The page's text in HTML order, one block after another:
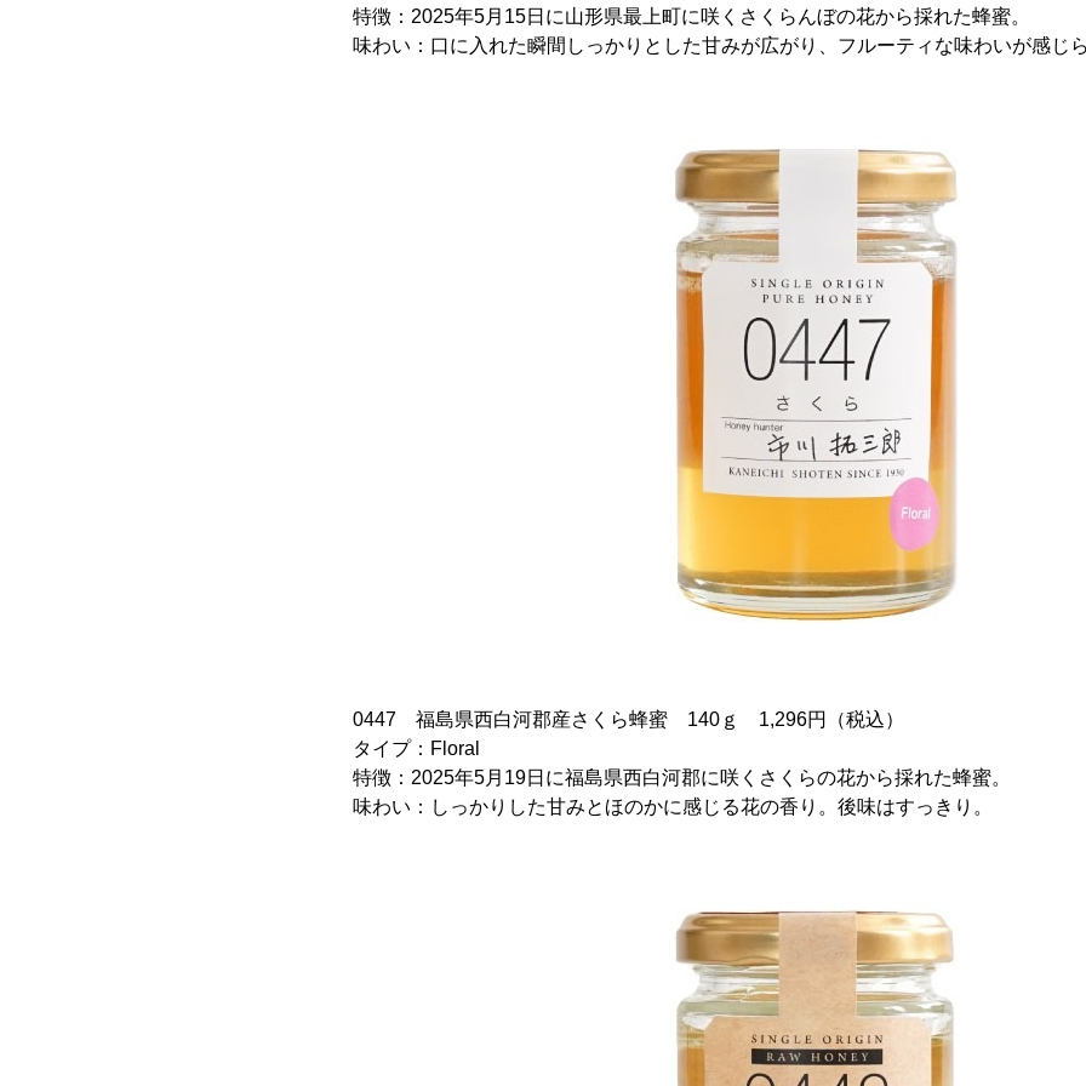
特徴：2025年5月15日に山形県最上町に咲くさくらんぼの花から採れた蜂蜜。
味わい：口に入れた瞬間しっかりとした甘みが広がり、フルーティな味わいが感じら
0447 福島県西白河郡産さくら蜂蜜 140ｇ 1,296円（税込）
タイプ：Floral
特徴：2025年5月19日に福島県西白河郡に咲くさくらの花から採れた蜂蜜。
味わい：しっかりした甘みとほのかに感じる花の香り。後味はすっきり。